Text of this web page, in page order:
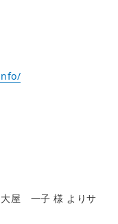
屋 一子 様 よりサ